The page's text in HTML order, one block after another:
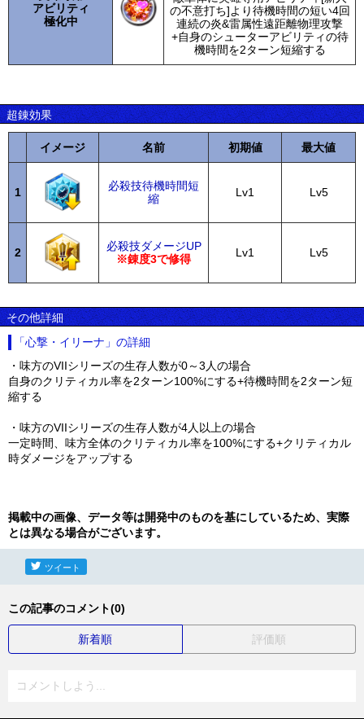
アビリティ
極化中
の不意打ち]より待機時間の短い4回
連続の炎&雷属性遠距離物理攻撃
+自身のシューターアビリティの待
機時間を2ターン短縮する
超錬効果
イメージ 名前 初期値 最大値
1
必殺技待機時間短
縮
Lv1 Lv5
2
必殺技ダメージUP
※錬度3で修得
Lv1 Lv5
その他詳細
「心撃・イリーナ」の詳細
・味方のVIIシリーズの生存人数が0～3人の場合
自身のクリティカル率を2ターン100%にする+待機時間を2ターン短
縮する
・味方のVIIシリーズの生存人数が4人以上の場合
一定時間、味方全体のクリティカル率を100%にする+クリティカル
時ダメージをアップする
掲載中の画像、データ等は開発中のものを基にしているため、実際
とは異なる場合がございます。
ツイート
この記事のコメント(0)
新着順 評価順
コメントしよう...